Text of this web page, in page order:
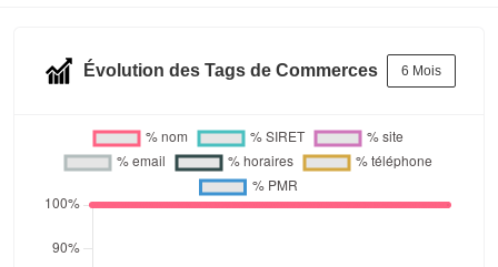
Évolution des Tags de Commerces 6 Mois